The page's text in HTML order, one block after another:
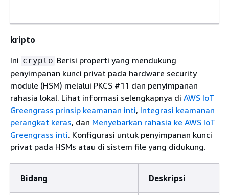
kripto
Ini crypto Berisi properti yang mendukung
penyimpanan kunci privat pada hardware security
module (HSM) melalui PKCS #11 dan penyimpanan
rahasia lokal. Lihat informasi selengkapnya di AWS IoT
Greengrass prinsip keamanan inti, Integrasi keamanan
perangkat keras, dan Menyebarkan rahasia ke AWS IoT
Greengrass inti. Konfigurasi untuk penyimpanan kunci
privat pada HSMs atau di sistem file yang didukung.
Bidang Deskripsi